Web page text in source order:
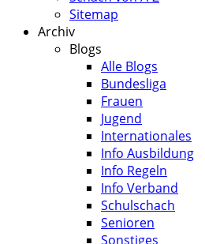
Sitemap
Archiv
Blogs
Alle Blogs
Bundesliga
Frauen
Jugend
Internationales
Info Ausbildung
Info Regeln
Info Verband
Schulschach
Senioren
Sonstiges